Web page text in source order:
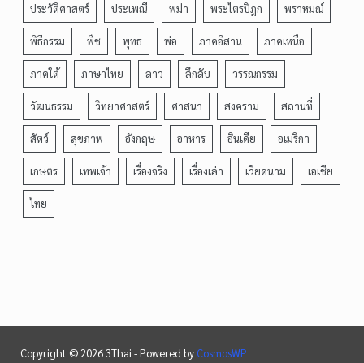
ประวัติศาสตร์ ประเพณี พม่า พระไตรปิฎก พราหมณ์
พิธีกรรม พืช พุทธ พ่อ ภาคอีสาน ภาคเหนือ
ภาคใต้ ภาษาไทย ลาว ลึกลับ วรรณกรรม
วัฒนธรรม วิทยาศาสตร์ ศาสนา สงคราม สถานที่
สัตว์ สุขภาพ อังกฤษ อาหาร อินเดีย อเมริกา
เกษตร เทพเจ้า เรื่องจริง เรื่องเล่า เวียดนาม เอเชีย
ไทย
Copyright © 2026 3Thai - Powered by CosmosWP